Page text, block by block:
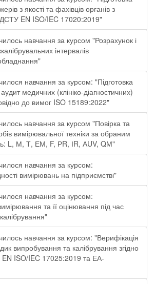
з якості та фахівців органів з
ДСТУ EN ISO/IEC 17020:2019"
навчання за курсом "Розрахунок і
інтервалів
навчання за курсом: "Підготовка
медичних (клініко-діагностичних)
до вимог ISO 15189:2022"
навчання за курсом "Повірка та
вимірювальної техніки за обраним
L, М, Т, ЕМ, F, РR, ІR, АUV, QМ"
навчання за курсом:
вимірювань на підприємстві"
навчання за курсом:
та її оцінювання під час
навчання за курсом: "Верифікація
випробування та калібрування згідно
ISO/IEC 17025:2019 та ЕА-